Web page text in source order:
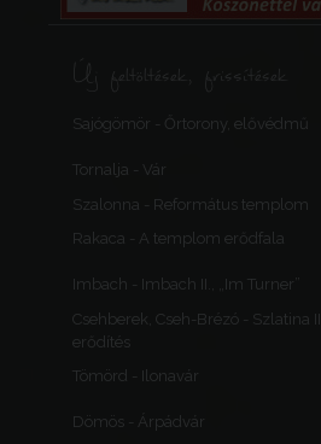
Új feltöltések, frissítések
Sajógömör - Őrtorony, elővédmű
Tornalja - Vár
Szalonna - Református templom
Rakaca - A templom erődfala
Imbach - Imbach II., „Im Turner”
Csehberek, Cseh-Brézó - Szlatina II.
erődítés
Tömörd - Ilonavár
Dömös - Árpádvár